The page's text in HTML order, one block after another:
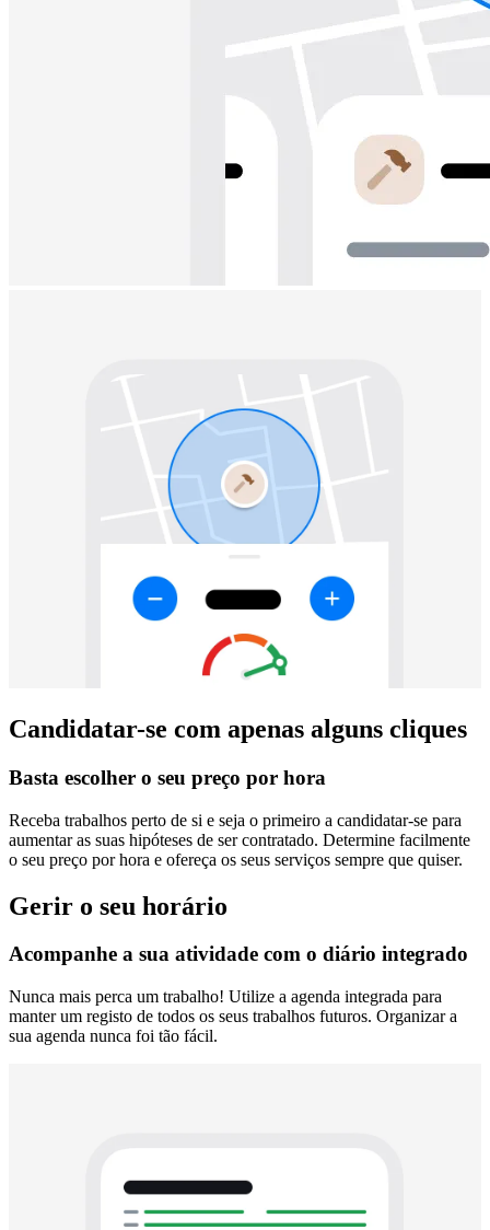
Candidatar-se com apenas alguns cliques
Basta escolher o seu preço por hora
Receba trabalhos perto de si e seja o primeiro a candidatar-se para
aumentar as suas hipóteses de ser contratado. Determine facilmente
o seu preço por hora e ofereça os seus serviços sempre que quiser.
Gerir o seu horário
Acompanhe a sua atividade com o diário integrado
Nunca mais perca um trabalho! Utilize a agenda integrada para
manter um registo de todos os seus trabalhos futuros. Organizar a
sua agenda nunca foi tão fácil.